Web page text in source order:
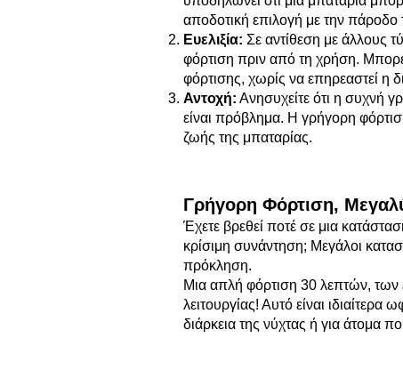
αποδοτική επιλογή με την πάροδο
Ευελιξία: Σε αντίθεση με άλλους
φόρτιση πριν από τη χρήση.
φόρτισης, χωρίς να επηρεαστεί η
Αντοχή: Ανησυχείτε ότι η συχνή
είναι πρόβλημα. Η γρήγορη
ζωής της μπαταρίας.
Γρήγορη Φόρτιση,
Έχετε βρεθεί ποτέ σε μια
κρίσιμη συνάντηση; Μεγάλοι
πρόκληση.
Μια απλή φόρτιση 30 λεπτών, των
λειτουργίας! Αυτό είναι
διάρκεια της νύχτας ή για άτομα